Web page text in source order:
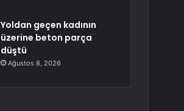
Yoldan geçen kadının
üzerine beton parça
düştü
Ağustos 8, 2026